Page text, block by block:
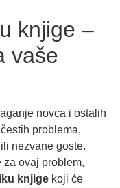
knjige –
vaše
novca i ostalih
problema,
nezvane goste.
za ovaj problem,
knjige koji će